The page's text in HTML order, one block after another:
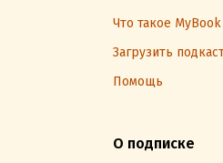
Что такое MyBook
Загрузить
Помощь
О подписке